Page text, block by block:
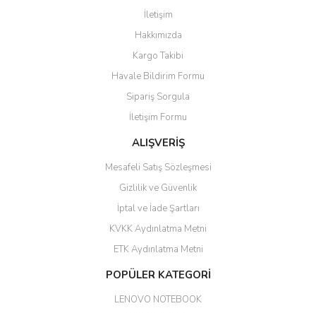
güzel paketlenmiş ama yanında
ile 24 izlenmektedir diye küçük
bir tabela olsa daha hoş
hızlı güvenli bir alışveriş oldu
Yalçın Kaya | 20/06/2026
ahmet yiğit | 29/04/2026
Aldığım ürün kapalı kutu teslim
edildi. Teşekkür ederim.
GÜRKAN KETHÜDAOĞLU |
İletişim
Hakkımızda
Kargo Takibi
Havale Bildirim Formu
Sipariş Sorgula
İletişim Formu
ALIŞVERİŞ
Mesafeli Satış Sözleşmesi
Gizlilik ve Güvenlik
İptal ve İade Şartları
KVKK Aydınlatma Metni
ETK Aydınlatma Metni
POPÜLER KATEGORİ
LENOVO NOTEBOOK